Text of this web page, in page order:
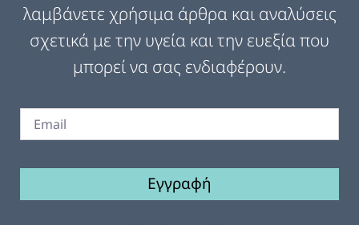
λαμβάνετε χρήσιμα άρθρα και αναλύσεις
σχετικά με την υγεία και την ευεξία που
μπορεί να σας ενδιαφέρουν.
Εγγραφή